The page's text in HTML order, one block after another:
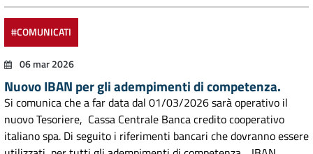
#COMUNICATI
06 mar 2026
Nuovo IBAN per gli adempimenti di competenza.
Si comunica che a far data dal 01/03/2026 sarà operativo il
nuovo Tesoriere, Cassa Centrale Banca credito cooperativo
italiano spa. Di seguito i riferimenti bancari che dovranno essere